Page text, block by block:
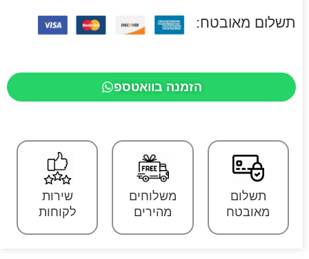
תשלום מאובטח:
הזמנה בוואטספ
תשלום
מאובטח
משלוחים
מהירים
שירות
לקוחות